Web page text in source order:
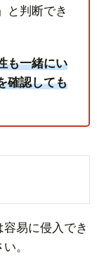
と判断でき
も一緒にい
確認しても
易に侵入でき
。